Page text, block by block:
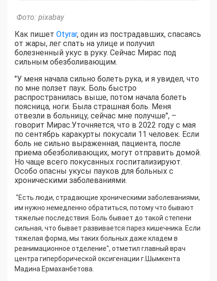
Фото: pixabay
Как пишет Otyrar, один из пострадавших, спасаясь
от жары, лег спать на улице и получил
болезненный укус в руку. Сейчас Мирас под
сильным обезболивающим.
"У меня начала сильно болеть рука, и я увидел, что
по мне ползет паук. Боль быстро
распространилась выше, потом начала болеть
поясница, ноги. Была страшная боль. Меня
отвезли в больницу, сейчас мне получше", –
говорит Мирас.Уточняется, что в 2022 году с мая
по сентябрь каракурты покусали 11 человек. Если
боль не сильно выраженная, пациента, после
приема обезболивающих, могут отправить домой.
Но чаще всего покусанных госпитализируют.
Особо опасны укусы пауков для больных с
хроническими заболеваниями.
"Есть люди, страдающие хроническими заболеваниями,
им нужно немедленно обратиться, потому что бывают
тяжелые последствия. Боль бывает до такой степени
сильная, что бывает развивается парез кишечника. Если
тяжелая форма, мы таких больных даже кладем в
реанимационное отделение", отметил главный врач
центра гиперборической оксигенации г.Шымкента
Мадина Ермаханбетова.